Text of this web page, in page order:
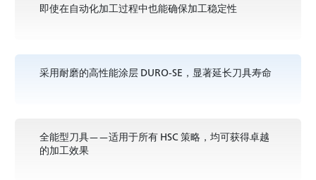
即使在自动化加工过程中也能确保加工稳定性
采用耐磨的高性能涂层 DURO-SE，显著延长刀具寿命
全能型刀具——适用于所有 HSC 策略，均可获得卓越
的加工效果